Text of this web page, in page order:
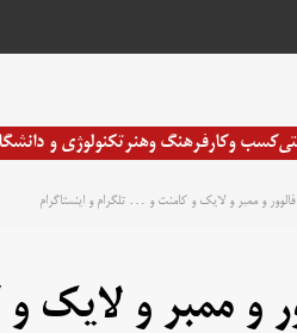
کسب وکارفرهنگ وهنرتکنولوژی و
و ممبر و لایک و کامنت و … تلگرام و اینستاگرام
و ممبر و لایک